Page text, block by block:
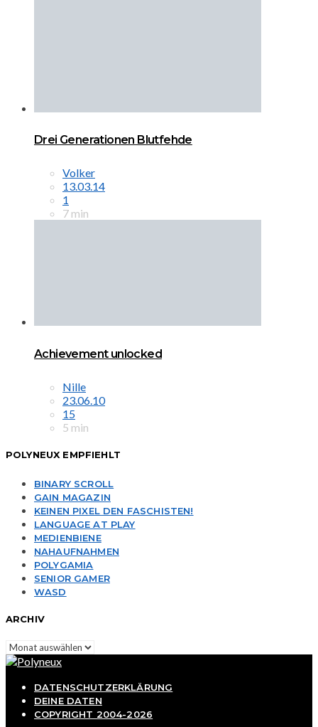
Drei Generationen Blutfehde
Volker
13.03.14
1
7 min
Achievement unlocked
Nille
23.06.10
15
5 min
POLYNEUX EMPFIEHLT
BINARY SCROLL
GAIN MAGAZIN
KEINEN PIXEL DEN FASCHISTEN!
LANGUAGE AT PLAY
MEDIENBIENE
NAHAUFNAHMEN
POLYGAMIA
SENIOR GAMER
WASD
ARCHIV
Archiv
DATENSCHUTZERKLÄRUNG
DEINE DATEN
COPYRIGHT 2004-2026